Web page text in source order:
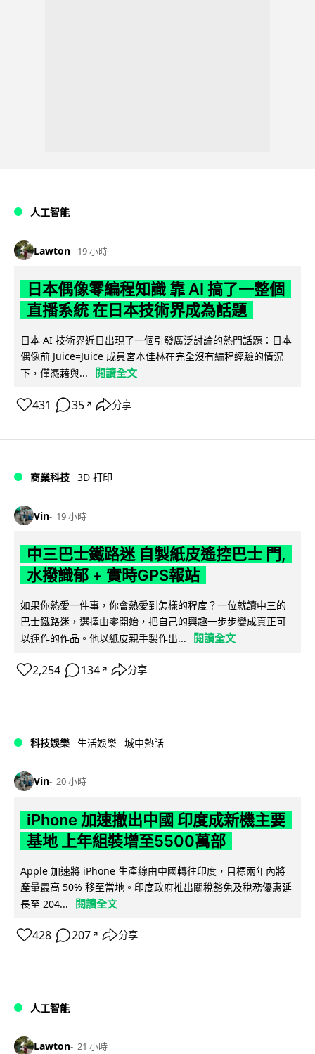
人工智能
Lawton 19 小時
日本偶像零編程知識 靠 AI 搞了一整個
直播系統 在日本技術界成為話題
日本 AI 技術界近日出現了一個引發廣泛討論的熱門話題：日本
偶像前 Juice=Juice 成員宮本佳林在完全沒有編程經驗的情況
下，僅憑藉與...
閱讀全文
431 35 ↗ 分享
商業科技 3D 打印
Vin 19 小時
中三巴士鐵路迷 自製紙皮遙控巴士 門,
水撥識郁 + 實時GPS報站
如果你熱愛一件事，你會熱愛到怎樣的程度？一位就讀中三的
巴士鐵路迷，選擇由零開始，把自己的興趣一步步變成真正可
以運作的作品。他以紙皮親手製作出...
閱讀全文
2,254 134 ↗ 分享
科技娛樂 生活娛樂 城中熱話
Vin 20 小時
iPhone 加速撤出中國 印度成新機主要
基地 上年組裝增至5500萬部
Apple 加速將 iPhone 生產線由中國轉往印度，目標兩年內將
產量最高 50% 移至當地。印度政府推出關稅豁免及稅務優惠延
長至 204...
閱讀全文
428 207 ↗ 分享
人工智能
Lawton 21 小時